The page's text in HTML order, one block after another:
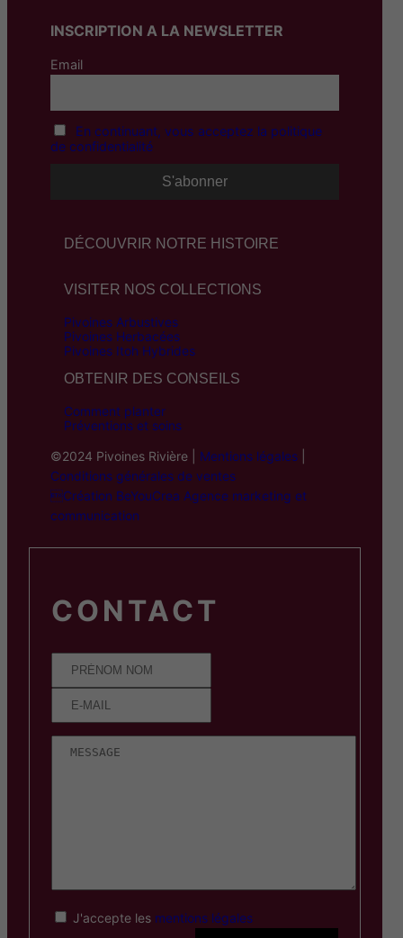
INSCRIPTION A LA NEWSLETTER
Email
En continuant, vous acceptez la politique
de confidentialité
DÉCOUVRIR NOTRE HISTOIRE
VISITER NOS COLLECTIONS
Pivoines Arbustives
Pivoines Herbacées
Pivoines Itoh Hybrides
OBTENIR DES CONSEILS
Comment planter
Préventions et soins
©2024 Pivoines Rivière | Mentions légales
Conditions générales de ventes
Création BeYouCrea Agence marketing et
communication
CONTACT
J'accepte les mentions légales